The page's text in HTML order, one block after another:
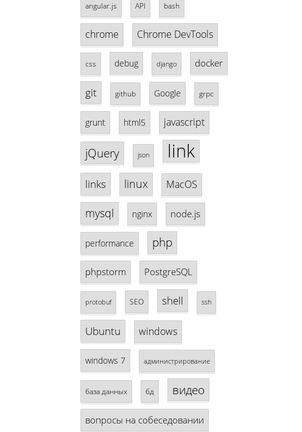
angular.js API bash
chrome Chrome DevTools
css debug django docker
git github Google grpc
grunt html5 javascript
jQuery json link
links linux MacOS
mysql nginx node.js
performance php
phpstorm PostgreSQL
protobuf SEO shell ssh
Ubuntu windows
windows 7 администрирование
база данных бд видео
вопросы на собеседовании